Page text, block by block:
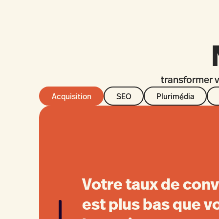
transformer
Acquisition SEO Plurimédia
Votre taux de
est plus bas que